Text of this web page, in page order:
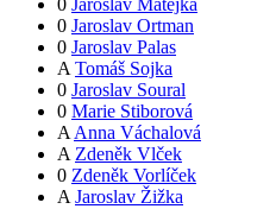
0 Jaroslav Matějka
0 Jaroslav Ortman
0 Jaroslav Palas
A Tomáš Sojka
0 Jaroslav Soural
0 Marie Stiborová
A Anna Váchalová
A Zdeněk Vlček
0 Zdeněk Vorlíček
A Jaroslav Žižka